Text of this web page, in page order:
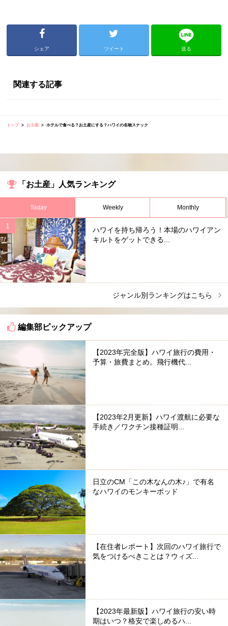
シェア ツイート 送る
関連する記事
トップ お土産 ホテルで食べる？お土産にする？ハワイの名物スナック
「お土産」人気ランキング
Today Weekly Monthly
ハワイを持ち帰ろう！本場のハワイアン
キルトをゲットできる...
ジャンル別ランキングはこちら
編集部ピックアップ
【2023年完全版】ハワイ旅行の費用・
予算・旅費まとめ。飛行機代...
【2023年2月更新】ハワイ渡航に必要な
手続き／ワクチン接種証明...
日立のCM「この木なんの木♪」で有名
なハワイのモンキーポッド
【在住者レポート】次回のハワイ旅行で
気をつけるべきことは？ウィズ...
【2023年最新版】ハワイ旅行の安い時
期はいつ？格安で楽しめるハ...